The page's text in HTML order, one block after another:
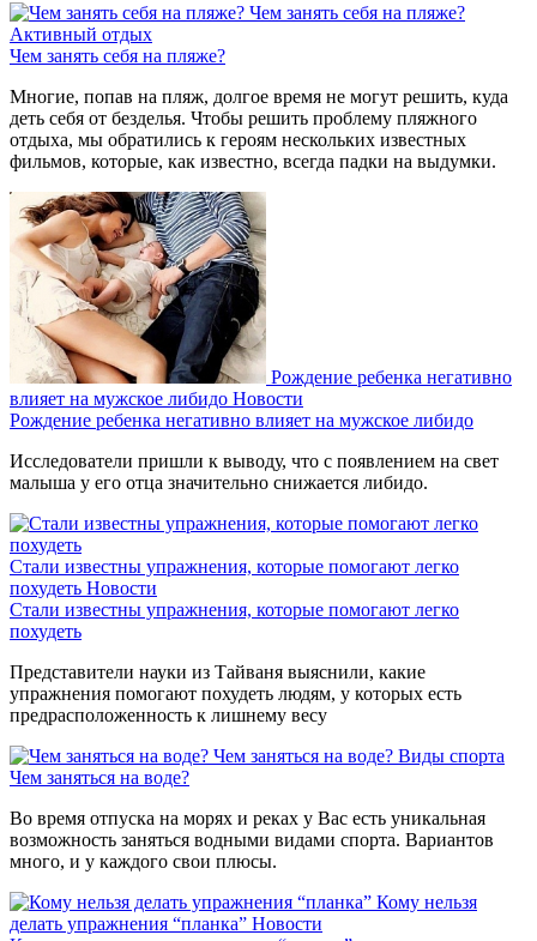
Чем занять себя на пляже?
Активный отдых
Чем занять себя на пляже?
Многие, попав на пляж, долгое время не могут решить, куда
деть себя от безделья. Чтобы решить проблему пляжного
отдыха, мы обратились к героям нескольких известных
фильмов, которые, как известно, всегда падки на выдумки.
Рождение ребенка негативно
влияет на мужское либидо Новости
Рождение ребенка негативно влияет на мужское либидо
Исследователи пришли к выводу, что с появлением на свет
малыша у его отца значительно снижается либидо.
Стали известны упражнения, которые помогают легко
похудеть Новости
Стали известны упражнения, которые помогают легко
похудеть
Представители науки из Тайваня выяснили, какие
упражнения помогают похудеть людям, у которых есть
предрасположенность к лишнему весу
Чем заняться на воде? Виды спорта
Чем заняться на воде?
Во время отпуска на морях и реках у Вас есть уникальная
возможность заняться водными видами спорта. Вариантов
много, и у каждого свои плюсы.
Кому нельзя
делать упражнения “планка” Новости